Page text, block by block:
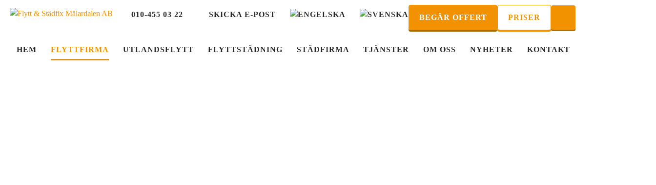
010-455 03 22 SKICKA E-POST PRISER
BEGÄR OFFERT
HEM FLYTTFIRMA UTLANDSFLYTT FLYTTSTÄDNING STÄDFIRMA TJÄNSTER OM OSS NYHETER KONTAKT